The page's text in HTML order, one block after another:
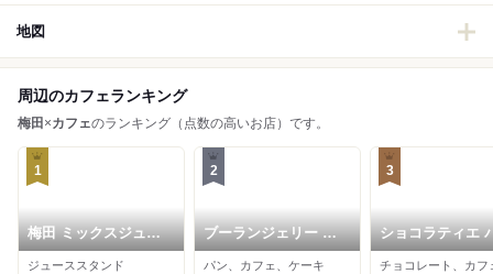
地図
周辺のカフェランキング
梅田 ×カフェのランキング（点数の高いお店）です。
1
梅田 ミックスジュー
ス 本店
ジューススタンド
2
ブーランジェリー ブ
ルディガラ 大阪店
パン、カフェ、ケーキ
3
ショコラティエ
ド オール 大阪